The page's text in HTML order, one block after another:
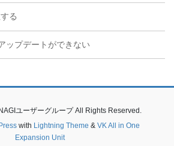
る
ップデートができない
ユーザーグループ All Rights Reserved.
with Lightning Theme & VK All in One
Expansion Unit